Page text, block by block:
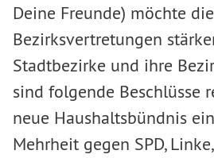
Deine Freunde) möchte
Bezirksvertretungen
Stadtbezirke und ihre
sind folgende Beschlüsse
neue Haushaltsbündnis
Mehrheit gegen SPD,